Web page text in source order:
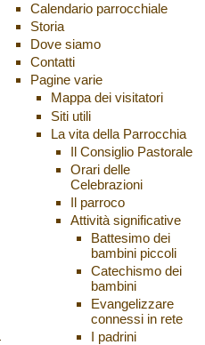
Calendario parrocchiale
Storia
Dove siamo
Contatti
Pagine varie
Mappa dei visitatori
Siti utili
La vita della Parrocchia
Il Consiglio Pastorale
Orari delle
Celebrazioni
Il parroco
Attività significative
Battesimo dei
bambini piccoli
Catechismo dei
bambini
Evangelizzare
connessi in rete
I padrini